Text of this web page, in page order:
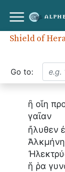
Shield of
Go to:
ἢ οἵη
γαῖαν
ἤλυθεν
Ἀλκμήνη
ἥ ῥα